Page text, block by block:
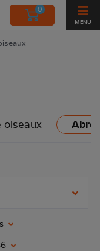
0
MENU
oiseaux